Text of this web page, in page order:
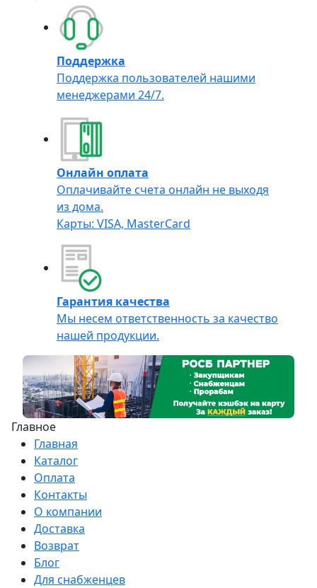
Поддержка
Поддержка пользователей нашими
менеджерами 24/7.
Онлайн оплата
Оплачивайте счета онлайн не выходя
из дома.
Карты: VISA, MasterCard
Гарантия качества
Мы несем ответственность за качество
нашей продукции.
Главное
Главная
Каталог
Оплата
Контакты
О компании
Доставка
Возврат
Блог
Для снабженцев